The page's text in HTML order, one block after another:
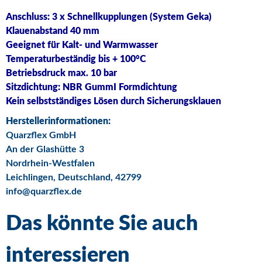
Anschluss: 3 x Schnellkupplungen (System Geka)
Klauenabstand 40 mm
Geeignet für Kalt- und Warmwasser
Temperaturbeständig bis + 100°C
Betriebsdruck max. 10 bar
Sitzdichtung: NBR GummI Formdichtung
Kein selbstständiges Lösen durch Sicherungsklauen
Herstellerinformationen:
Quarzflex GmbH
An der Glashütte 3
Nordrhein-Westfalen
Leichlingen, Deutschland, 42799
info@quarzflex.de
Das könnte Sie auch
interessieren